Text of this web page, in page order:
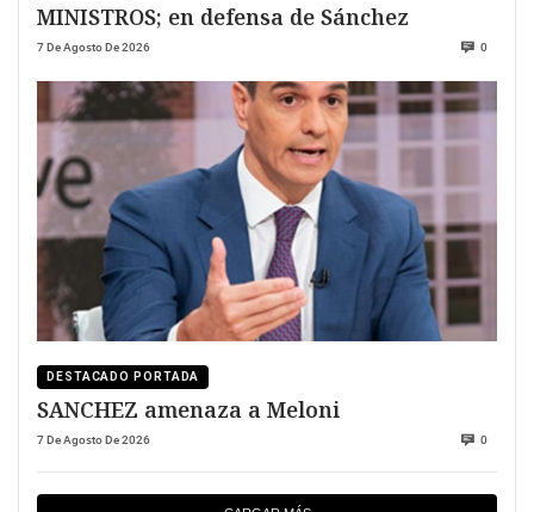
MINISTROS; en defensa de Sánchez
7 De Agosto De 2026 0
DESTACADO PORTADA
SANCHEZ amenaza a Meloni
7 De Agosto De 2026 0